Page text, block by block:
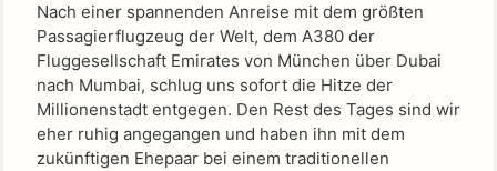
Nach einer spannenden Anreise mit dem größten
Passagierflugzeug der Welt, dem A380 der
Fluggesellschaft Emirates von München über Dubai
nach Mumbai, schlug uns sofort die Hitze der
Millionenstadt entgegen. Den Rest des Tages sind wir
eher ruhig angegangen und haben ihn mit dem
zukünftigen Ehepaar bei einem traditionellen